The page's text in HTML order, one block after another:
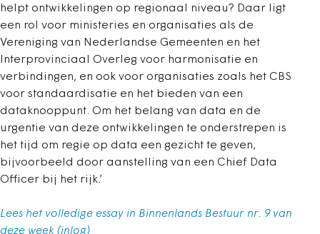
helpt ontwikkelingen op regionaal niveau? Daar ligt
een rol voor ministeries en organisaties als de
Vereniging van Nederlandse Gemeenten en het
Interprovinciaal Overleg voor harmonisatie en
verbindingen, en ook voor organisaties zoals het CBS
voor standaardisatie en het bieden van een
dataknooppunt. Om het belang van data en de
urgentie van deze ontwikkelingen te onderstrepen is
het tijd om regie op data een gezicht te geven,
bijvoorbeeld door aanstelling van een Chief Data
Officer bij het rijk.’
Lees het volledige essay in Binnenlands Bestuur nr. 9 van
deze week (inlog)